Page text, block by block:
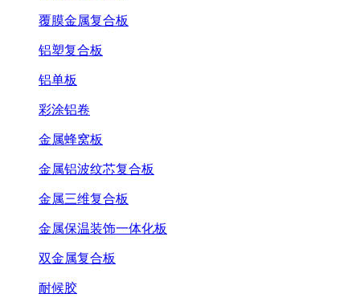
覆膜金属复合板
铝塑复合板
铝单板
彩涂铝卷
金属蜂窝板
金属铝波纹芯复合板
金属三维复合板
金属保温装饰一体化板
双金属复合板
耐候胶